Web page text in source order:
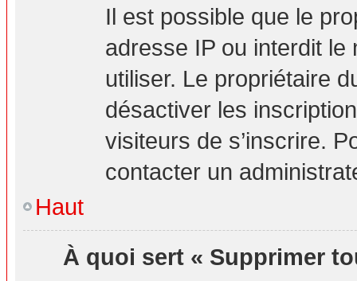
Il est possible que le
adresse IP ou interdit le
utiliser. Le propriétaire
désactiver les
visiteurs de s’inscrire.
contacter un
Haut
À quoi sert « Supprimer